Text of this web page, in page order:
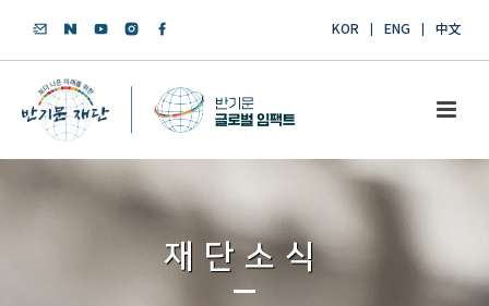
KOR ENG 中文
재단소식